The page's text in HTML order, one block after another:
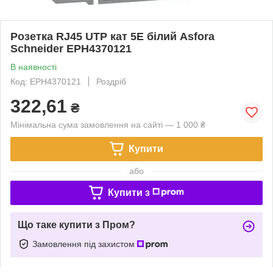
Розетка RJ45 UTP кат 5E білий Asfora
Schneider EPH4370121
В наявності
Код: EPH4370121
Роздріб
322,61 ₴
Мінімальна сума замовлення на сайті — 1 000 ₴
Купити
або
Купити з
Що таке купити з Пром?
Замовлення під захистом